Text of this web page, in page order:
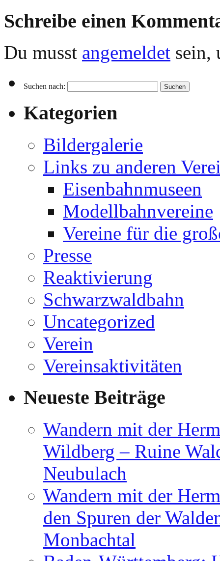
Schreibe einen
Du musst angemeldet sein,
Suchen nach:
Kategorien
Bildergalerie
Links zu anderen
Eisenbahnmuseen
Modellbahnvereine
Vereine für die
Presse
Reaktivierung
Schwarzwaldbahn
Uncategorized
Verein
Vereinsaktivitäten
Neueste Beiträge
Wandern mit der
Wildberg – Ruine
Neubulach
Wandern mit der
den Spuren der
Monbachtal